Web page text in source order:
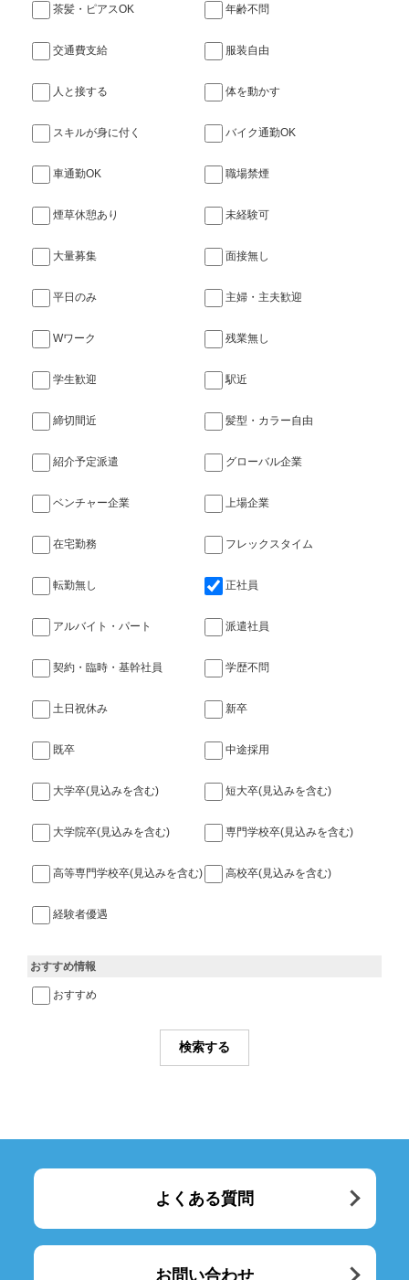
茶髪・ピアスOK 年齢不問
交通費支給 服装自由
人と接する 体を動かす
スキルが身に付く バイク通勤OK
車通勤OK 職場禁煙
煙草休憩あり 未経験可
大量募集 面接無し
平日のみ 主婦・主夫歓迎
Wワーク 残業無し
学生歓迎 駅近
締切間近 髪型・カラー自由
紹介予定派遣 グローバル企業
ベンチャー企業 上場企業
在宅勤務 フレックスタイム
転勤無し 正社員
アルバイト・パート 派遣社員
契約・臨時・基幹社員 学歴不問
土日祝休み 新卒
既卒 中途採用
大学卒(見込みを含む) 短大卒(見込みを含む)
大学院卒(見込みを含む) 専門学校卒(見込みを含む)
高等専門学校卒(見込みを含む) 高校卒(見込みを含む)
経験者優遇
おすすめ情報
おすすめ
よくある質問
お問い合わせ